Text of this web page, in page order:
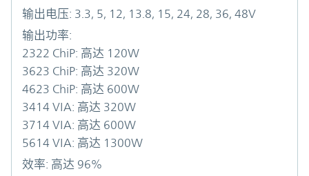
输出电压: 3.3, 5, 12, 13.8, 15, 24, 28, 36, 48V
输出功率:
2322 ChiP: 高达 120W
3623 ChiP: 高达 320W
4623 ChiP: 高达 600W
3414 VIA: 高达 320W
3714 VIA: 高达 600W
5614 VIA: 高达 1300W
效率: 高达 96%